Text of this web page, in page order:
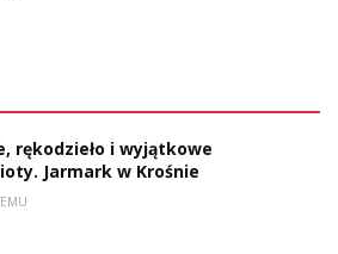
rękodzieło i wyjątkowe
Jarmark w Krośnie